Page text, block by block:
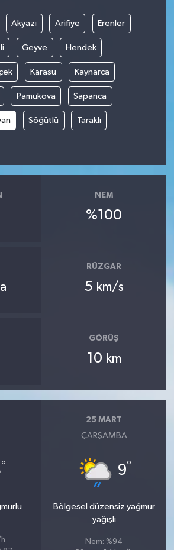
Akyazı Arifiye Erenler
Geyve Hendek
Karasu Kaynarca
Pamukova Sapanca
Söğütlü Taraklı
NEM
%100
RÜZGAR
5 km/s
GÖRÜŞ
10 km
°
25 MART
ÇARŞAMBA
9°
Bölgesel düzensiz yağmur
yağışlı
Nem: %94